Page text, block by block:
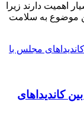
اهمیت دارند زیرا
موضوع به سلامت
کاندیداهای